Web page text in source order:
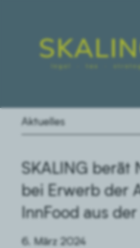
Aktuelles
SKALING berät
bei Erwerb der
InnFood aus
6. März 2024